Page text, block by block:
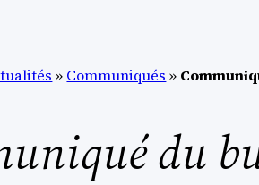
» Communiqués »
du